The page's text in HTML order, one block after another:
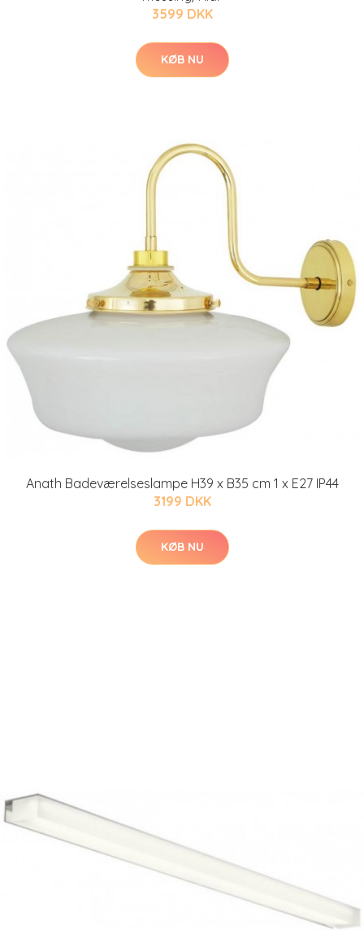
3599 DKK
KØB NU
Anath Badeværelseslampe H39 x B35 cm 1 x E27 IP44
3199 DKK
KØB NU